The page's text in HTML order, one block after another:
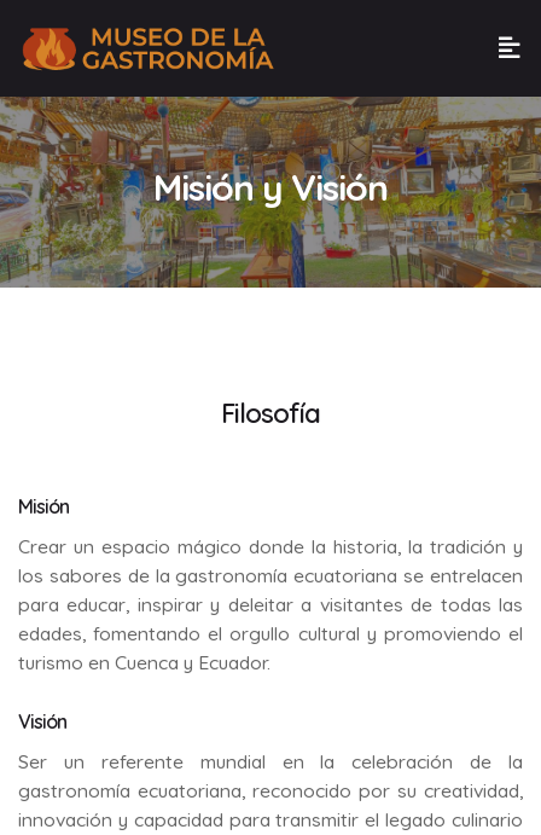
Misión y Visión
Filosofía
Misión
Crear un espacio mágico donde la historia, la tradición y
los sabores de la gastronomía ecuatoriana se entrelacen
para educar, inspirar y deleitar a visitantes de todas las
edades, fomentando el orgullo cultural y promoviendo el
turismo en Cuenca y Ecuador.
Visión
Ser un referente mundial en la celebración de la
gastronomía ecuatoriana, reconocido por su creatividad,
innovación y capacidad para transmitir el legado culinario